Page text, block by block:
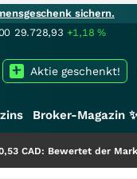
sichern.
29.728,93 +1,18%
Aktie geschenkt!
Broker-Magazin
der Markt noch